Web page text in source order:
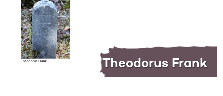
Theodorus Frank